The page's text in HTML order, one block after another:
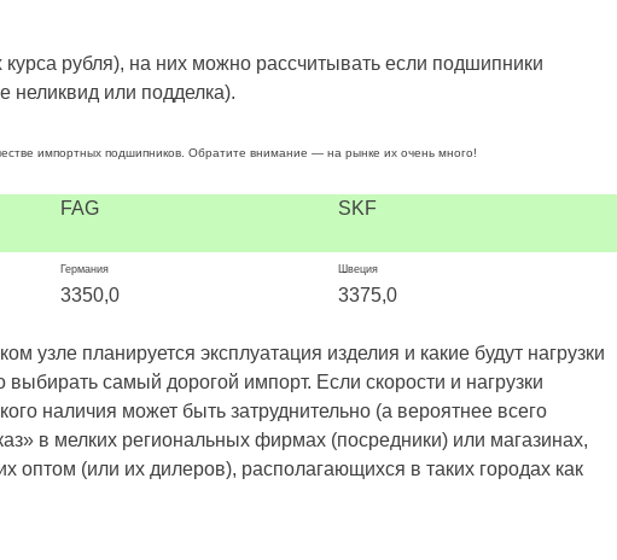
рубля), на них можно рассчитывать если подшипники
неликвид или подделка).
импортных подшипников. Обратите внимание — на рынке их очень много!
FAG SKF
Германия Швеция
3350,0 3375,0
узле планируется эксплуатация изделия и какие будут нагрузки
самый дорогой импорт. Если скорости и нагрузки
наличия может быть затруднительно (а вероятнее всего
в мелких региональных фирмах (посредники) или магазинах,
оптом (или их дилеров), располагающихся в таких городах как